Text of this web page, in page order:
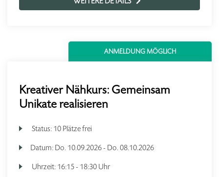
ANMELDUNG MÖGLICH
Kreativer Nähkurs: Gemeinsam
Unikate realisieren
Status: 10 Plätze frei
Datum: Do. 10.09.2026 - Do. 08.10.2026
Uhrzeit: 16:15 - 18:30 Uhr